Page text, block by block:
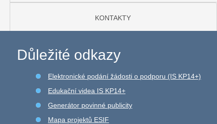
KONTAKTY
Důležité odkazy
Elektronické podání žádosti o podporu (IS KP14+)
Edukační videa IS KP14+
Generátor povinné publicity
Mapa projektů ESIF